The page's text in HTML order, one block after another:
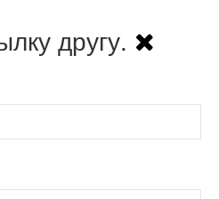
другу.